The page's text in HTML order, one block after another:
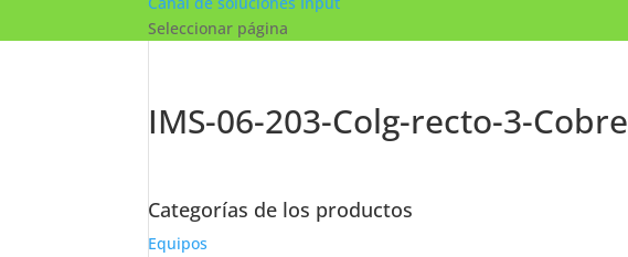
Seleccionar página
IMS-06-203-Colg-recto-3-Cobre
Categorías de los productos
Equipos